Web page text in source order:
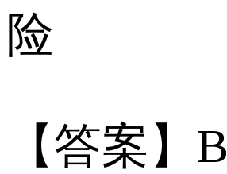
险
【答案】B